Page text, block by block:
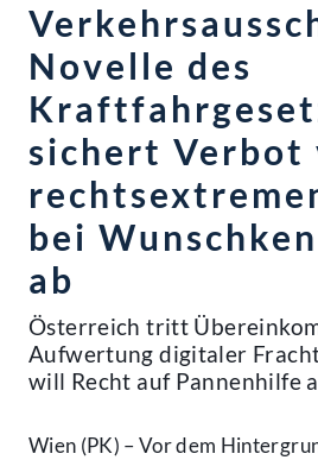
Novelle des
sichert Verbot
bei
ab
Österreich tritt
Aufwertung digitaler
will Recht auf Pannenhilfe
Wien (PK) – Vor dem